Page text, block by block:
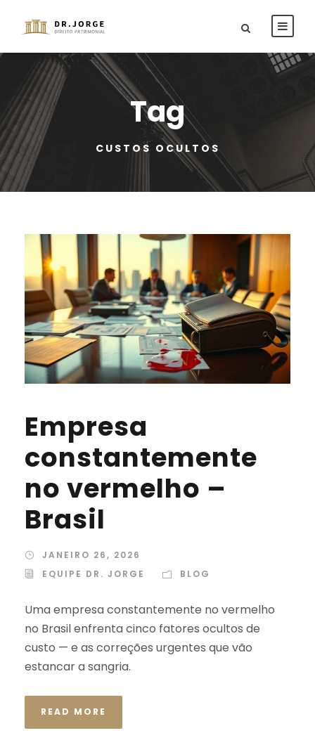
Tag
CUSTOS OCULTOS
Empresa
constantemente
no vermelho –
Brasil
JANEIRO 26, 2026
EQUIPE DR. JORGE
BLOG
Uma empresa constantemente no vermelho
no Brasil enfrenta cinco fatores ocultos de
custo — e as correções urgentes que vão
estancar a sangria.
READ MORE